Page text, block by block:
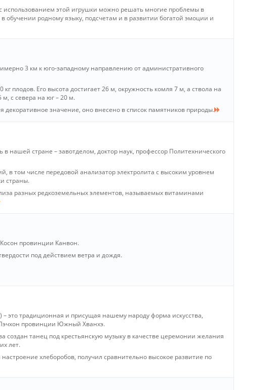
использованием этой игрушки можно решать многие проблемы в
родному языку, подсчетам и в развитии богатой эмоции и
3 км к юго-западному направлению от административного
плодов. Его высота достигает 26 м, окружность комля 7 м, а ствола на
м, с севера на юг – 20 м.
значение, оно внесено в список памятников природы.
нашей стране – завотделом, доктор наук, профессор Политехнического
том числе передовой анализатор электролита с высоким уровнем
страны.
разных редкоземельных элементов, называемых витаминами
провинции Канвон.
под действием ветра и дождя.
это традиционная и присущая нашему народу форма искусства,
провинции Южный Хванхэ.
создан танец под крестьянскую музыку в качестве церемонии желания
лет.
хлеборобов, получил сравнительно высокое развитие по